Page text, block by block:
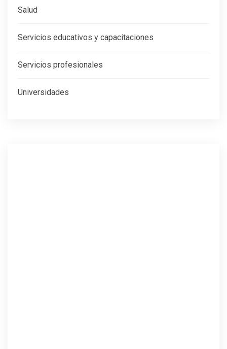
Salud
Servicios educativos y capacitaciones
Servicios profesionales
Universidades